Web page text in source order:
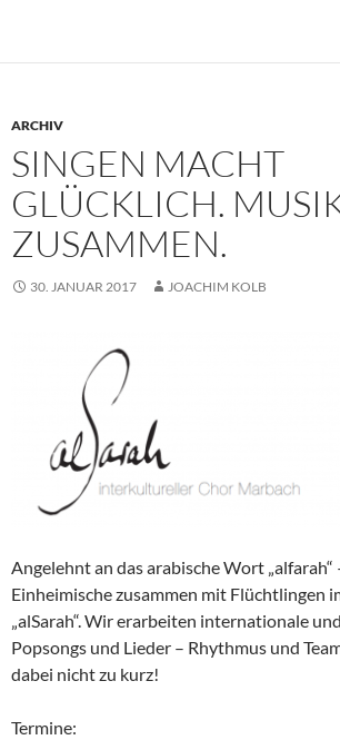
ARCHIV
SINGEN MACHT
GLÜCKLICH.
ZUSAMMEN.
30. JANUAR 2017 JOACHIM KOLB
Angelehnt an das arabische Wort „alfarah“
Einheimische zusammen mit Flüchtlingen
„alSarah“. Wir erarbeiten internationale
Popsongs und Lieder – Rhythmus und
dabei nicht zu kurz!
Termine: